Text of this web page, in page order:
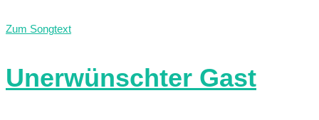
Zum Songtext
Unerwünschter Gast